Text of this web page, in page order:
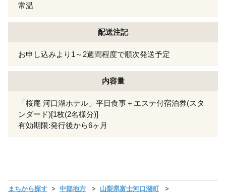
常温
配送注記
お申し込みより1～2週間程度で順次発送予定
内容量
「桜庵 河口湖ホテル」平日食事＋エステ付宿泊券(スタ
ンダード)[1枚(2名様分)]
有効期限:発行後から6ヶ月
まちから探す 中部地方 山梨県富士河口湖町